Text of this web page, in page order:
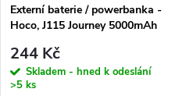
Externí baterie / powerbanka -
Hoco, J115 Journey 5000mAh
244 Kč
Skladem - hned k odeslání
>5 ks